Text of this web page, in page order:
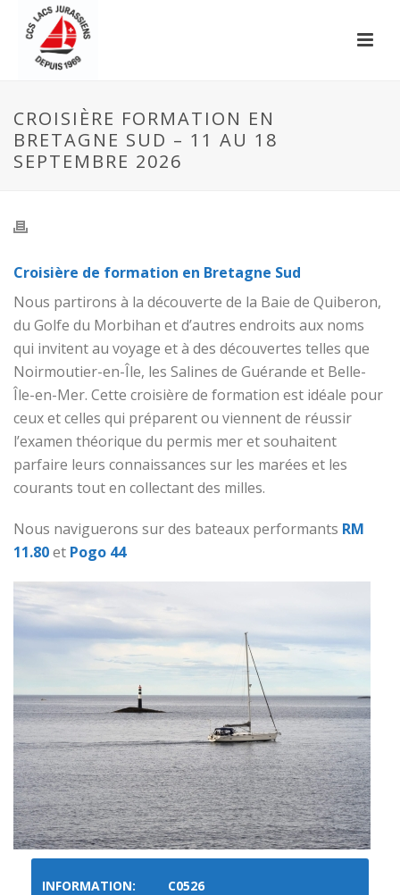
CROISIÈRE FORMATION EN
BRETAGNE SUD – 11 AU 18
SEPTEMBRE 2026
Croisière de formation en Bretagne Sud
Nous partirons à la découverte de la Baie de Quiberon,
du Golfe du Morbihan et d’autres endroits aux noms
qui invitent au voyage et à des découvertes telles que
Noirmoutier-en-Île, les Salines de Guérande et Belle-
Île-en-Mer. Cette croisière de formation est idéale pour
ceux et celles qui préparent ou viennent de réussir
l’examen théorique du permis mer et souhaitent
parfaire leurs connaissances sur les marées et les
courants tout en collectant des milles.
Nous naviguerons sur des bateaux performants RM
11.80et Pogo 44
INFORMATION: C0526